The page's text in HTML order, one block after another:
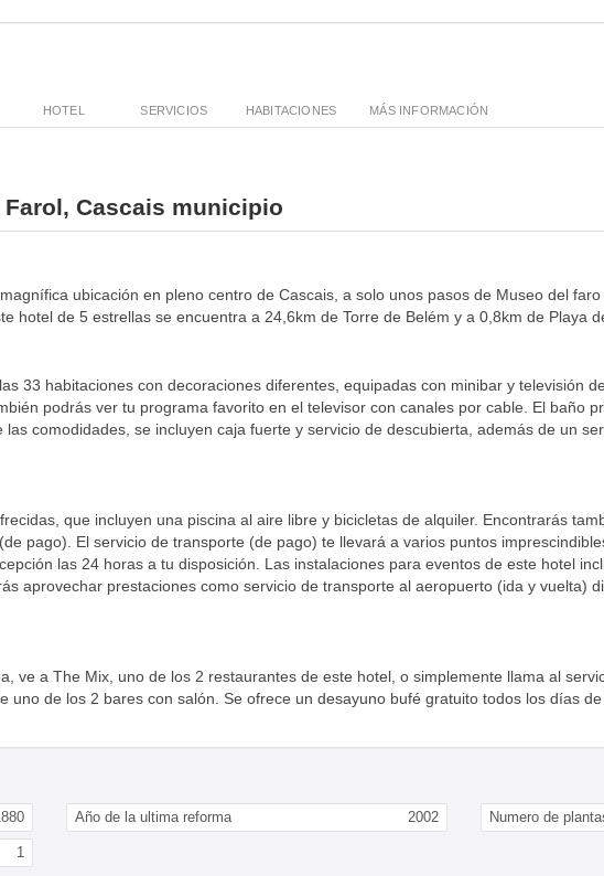
HOTEL SERVICIOS HABITACIONES MÁS INFORMACIÓN
Cascais municipio
ubicación en pleno centro de Cascais, a solo unos pasos de Museo del
hotel de 5 estrellas se encuentra a 24,6km de Torre de Belém y a 0,8km de Playa
33 habitaciones con decoraciones diferentes, equipadas con minibar y televisión
podrás ver tu programa favorito en el televisor con canales por cable. El baño
comodidades, se incluyen caja fuerte y servicio de descubierta, además de un
que incluyen una piscina al aire libre y bicicletas de alquiler. Encontrarás
pago). El servicio de transporte (de pago) te llevará a varios puntos
las 24 horas a tu disposición. Las instalaciones para eventos de este hotel
aprovechar prestaciones como servicio de transporte al aeropuerto (ida y vuelta)
ve a The Mix, uno de los 2 restaurantes de este hotel, o simplemente llama al
uno de los 2 bares con salón. Se ofrece un desayuno bufé gratuito todos los días de
Año de la ultima reforma 2002 Numero de
1